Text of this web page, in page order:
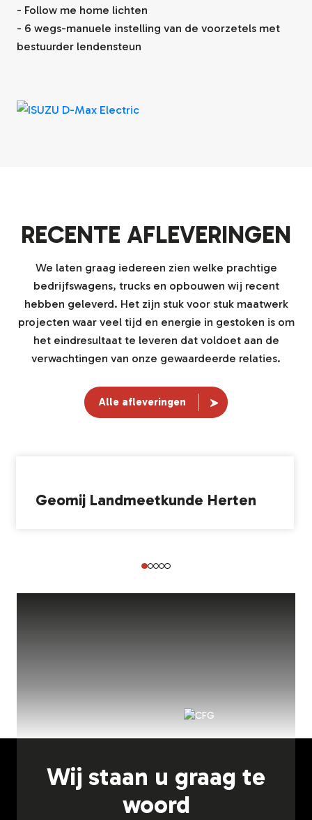
- Follow me home lichten
- 6 wegs-manuele instelling van de voorzetels met
bestuurder lendensteun
RECENTE AFLEVERINGEN
We laten graag iedereen zien welke prachtige
bedrijfswagens, trucks en opbouwen wij recent
hebben geleverd. Het zijn stuk voor stuk maatwerk
projecten waar veel tijd en energie in gestoken is om
het eindresultaat te leveren dat voldoet aan de
verwachtingen van onze gewaardeerde relaties.
Alle afleveringen
Geomij Landmeetkunde Herten
Wij staan u graag te
woord